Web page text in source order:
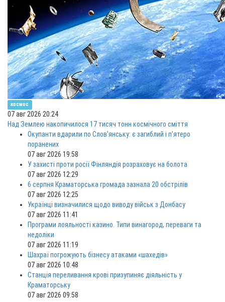
космос
07 авг 2026 20:24
Над Землею накопичилося 17 тисяч тонн космічного сміття
Окупанти вдарили по Слов'янську: є загиблий і п'ятеро
поранених
07 авг 2026 19:58
У захисті проти росії Фінляндія розраховує на болота
07 авг 2026 12:29
6 серпня Краматорська громада зазнала 20 обстрілів
07 авг 2026 12:25
Українці визначилися щодо виводу військ з Донбасу
07 авг 2026 11:41
Програми лояльності казино. Типи винагород, переваги та
недоліки
07 авг 2026 11:19
Шахраї погрожують бізнесу атаками «шахедів»
07 авг 2026 10:48
Станція переливання крові призупиняє діяльність у
Краматорську
07 авг 2026 09:58